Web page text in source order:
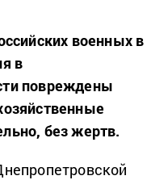
военных в
в
повреждены
без жертв.